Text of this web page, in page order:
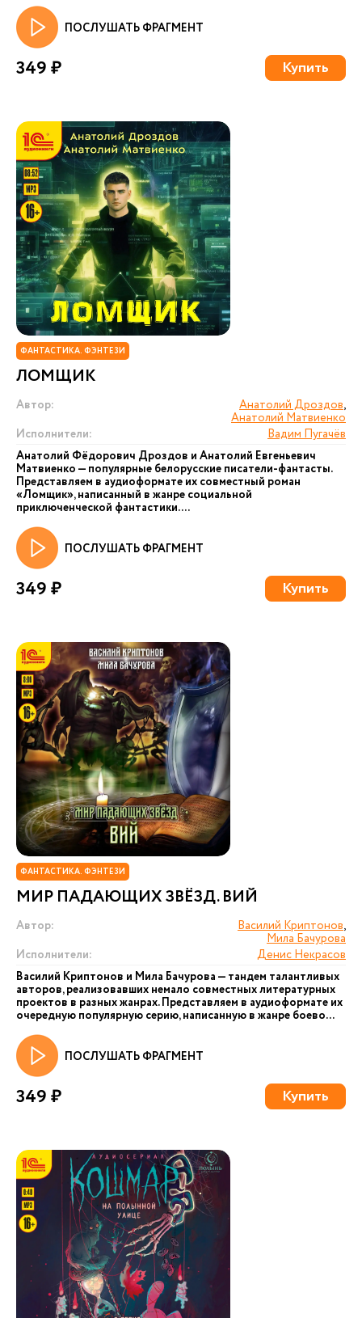
ПОСЛУШАТЬ ФРАГМЕНТ
349 ₽ Купить
ФАНТАСТИКА. ФЭНТЕЗИ
ЛОМЩИК
Автор: Анатолий Дроздов,
Анатолий Матвиенко
Исполнители:
Вадим Пугачёв
Анатолий Фёдорович Дроздов и Анатолий Евгеньевич
Матвиенко — популярные белорусские писатели-фантасты.
Представляем в аудиоформате их совместный роман
«Ломщик», написанный в жанре социальной
приключенческой фантастики....
ПОСЛУШАТЬ ФРАГМЕНТ
349 ₽ Купить
ФАНТАСТИКА. ФЭНТЕЗИ
МИР ПАДАЮЩИХ ЗВЁЗД. ВИЙ
Автор: Василий Криптонов,
Мила Бачурова
Исполнители:
Денис Некрасов
Василий Криптонов и Мила Бачурова — тандем талантливых
авторов, реализовавших немало совместных литературных
проектов в разных жанрах. Представляем в аудиоформате их
очередную популярную серию, написанную в жанре боево...
ПОСЛУШАТЬ ФРАГМЕНТ
349 ₽ Купить